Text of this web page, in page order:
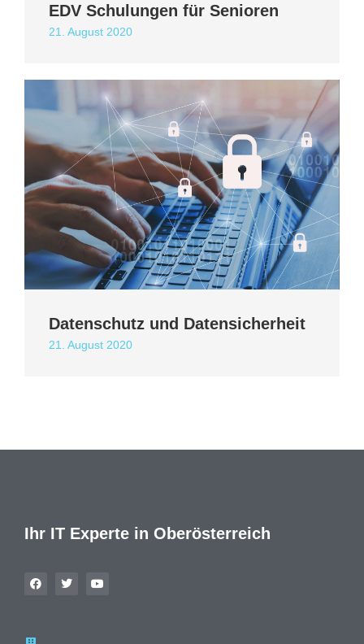
EDV Schulungen für Senioren
21. August 2020
Datenschutz und Datensicherheit
21. August 2020
Ihr IT Experte in Oberösterreich